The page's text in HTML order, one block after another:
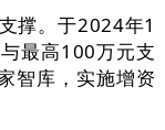
撑。于2024年1
最高100万元支
智库，实施增资